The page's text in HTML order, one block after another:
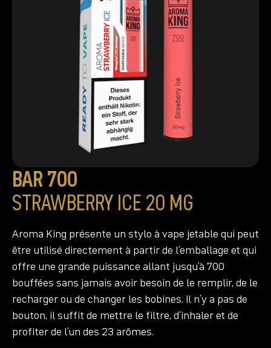
BAR 700
STRAWBERRY ICE 20 MG
Aroma King présente un stylo à vape jetable qui peut
être utilisé directement à partir de l’emballage et qui
offre une grande puissance allant jusqu’à 700
bouffées sans jamais avoir besoin de le remplir, de le
recharger ou de changer les bobines. Il n’y a pas de
bouton, il suffit de mettre le filtre, d’inhaler et de
profiter de l’un des 23 arômes.